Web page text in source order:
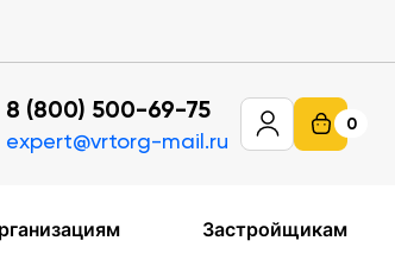
8 (800) 500-69-75
expert@vrtorg-mail.ru
0
Застройщикам